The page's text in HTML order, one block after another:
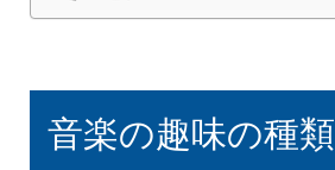
音楽の趣味の種類